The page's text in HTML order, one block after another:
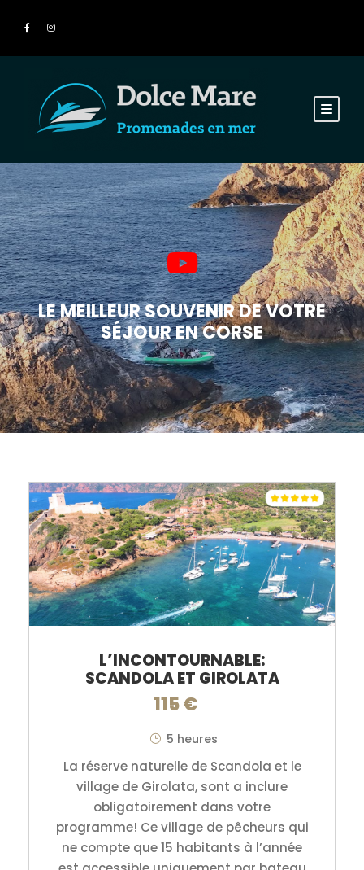
LE MEILLEUR SOUVENIR DE VOTRE
SÉJOUR EN CORSE
L’INCONTOURNABLE:
SCANDOLA ET GIROLATA
115 €
5 heures
La réserve naturelle de Scandola et le
village de Girolata, sont a inclure
obligatoirement dans votre
programme! Ce village de pêcheurs qui
ne compte que 15 habitants à l’année